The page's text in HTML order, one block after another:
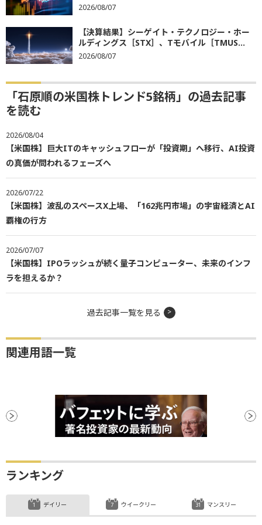
2026/08/07
【決算結果】シーゲイト・テクノロジー・ホー
ルディングス［STX］、Tモバイル［TMUS...
2026/08/07
「石原順の米国株トレンド5銘柄」の過去記事
を読む
2026/08/04
【米国株】巨大ITのキャッシュフローが「投資期」へ移行、AI投資
の真価が問われるフェーズへ
2026/07/22
【米国株】波乱のスペースX上場、「162兆円市場」の宇宙経済とAI
覇権の行方
2026/07/07
【米国株】IPOラッシュが続く量子コンピューター、未来のインフ
ラを担えるか？
過去記事一覧を見る
関連用語一覧
ランキング
デイリー ウイークリー マンスリー